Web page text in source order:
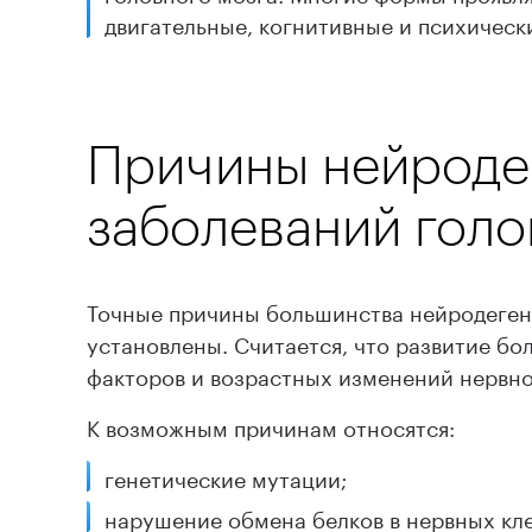
двигательные, когнитивные и
Причины
заболеваний
Точные причины большинства
установлены. Считается, что развитие
факторов и возрастных изменений
К возможным причинам относятся:
генетические мутации;
нарушение обмена белков в нервных